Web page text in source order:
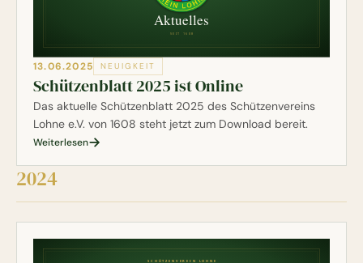
13.06.2025 NEUIGKEIT
Schützenblatt 2025 ist Online
Das aktuelle Schützenblatt 2025 des Schützenvereins
Lohne e.V. von 1608 steht jetzt zum Download bereit.
Weiterlesen
2024